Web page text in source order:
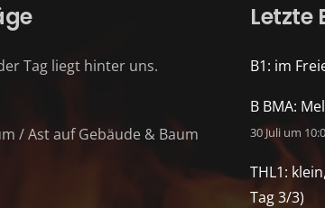
Tag liegt hinter uns.
/ Ast auf Gebäude & Baum
Letzte
B1: im
B BMA:
30 Juli um
THL1:
Tag 3/3)